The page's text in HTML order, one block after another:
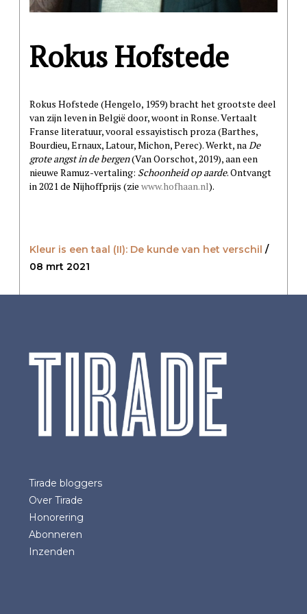
Rokus Hofstede
Rokus Hofstede (Hengelo, 1959) bracht het grootste deel
van zijn leven in België door, woont in Ronse. Vertaalt
Franse literatuur, vooral essayistisch proza (Barthes,
Bourdieu, Ernaux, Latour, Michon, Perec). Werkt, naDe
grote angst in de bergen(Van Oorschot, 2019), aan een
nieuwe Ramuz-vertaling: Schoonheid op aarde. Ontvangt
in 2021 de Nijhoffprijs (zie www.hofhaan.nl).
Kleur is een taal (II): De kunde van het verschil /
08 mrt 2021
Tirade bloggers
Over Tirade
Honorering
Abonneren
Inzenden